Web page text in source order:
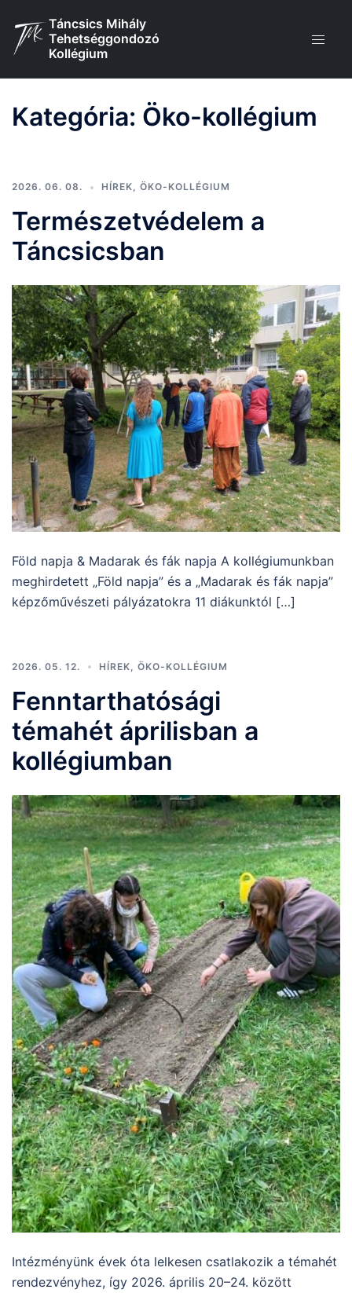
content
Táncsics Mihály
Tehetséggondozó
Kollégium
Kategória: Öko-kollégium
2026. 06. 08. HÍREK, ÖKO-KOLLÉGIUM
Természetvédelem a
Táncsicsban
Föld napja & Madarak és fák napja A kollégiumunkban
meghirdetett „Föld napja” és a „Madarak és fák napja”
képzőművészeti pályázatokra 11 diákunktól […]
2026. 05. 12. HÍREK ÖKO-KOLLÉGIUM
Fenntarthatósági
témahét áprilisban a
kollégiumban
Intézményünk évek óta lelkesen csatlakozik a témahét
rendezvényhez, így 2026. április 20–24. között